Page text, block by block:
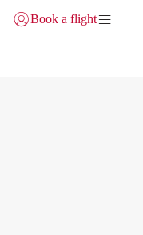
accueil
Se connecter | S’inscrire)
Book a flight